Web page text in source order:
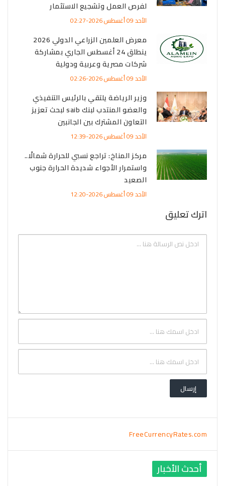
لفرص العمل وتشجيع الاستثمار
الأحد 09 أغسطس 2026-02:27
معرض العلمين الزراعي الدولي 2026
ينطلق 24 أغسطس الجاري بمشاركة
شركات مصرية وعربية ودولية
الأحد 09 أغسطس 2026-02:26
وزير الرياضة يلتقي بالرئيس التنفيذي
والعضو المنتدب لبنك saib لبحث تعزيز
التعاون المشترك بين الجانبين
الأحد 09 أغسطس 2026-12:39
مركز المناخ: تراجع نسبي للحرارة شمالًا..
واستمرار الأجواء شديدة الحرارة جنوب
الصعيد
الأحد 09 أغسطس 2026-12:20
اترك تعليق
FreeCurrencyRates.com
أحدث الأخبار